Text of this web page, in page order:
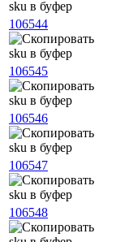
106544
106545
106546
106547
106548